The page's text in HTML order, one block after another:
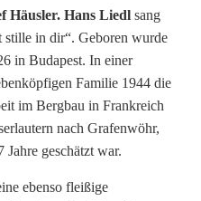
Häusler. Hans Liedl sang
stille in dir“. Geboren wurde
in Budapest. In einer
Familie 1944 die
im Bergbau in Frankreich
nach Grafenwöhr,
geschätzt war.
ebenso fleißige